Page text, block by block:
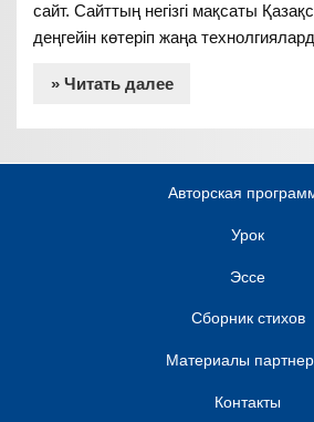
сайт. Сайттың негізгі мақсаты
деңгейін көтеріп жаңа
» Читать далее
Авторская
Урок
Эссе
Сборник стихов
Материалы
Контакты